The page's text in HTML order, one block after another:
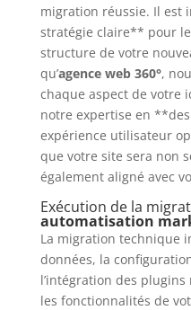
migration réussie. Il
stratégie claire** pour
structure de votre
qu’agence web 360°,
chaque aspect de votre
notre expertise en
expérience utilisateur
que votre site sera non
également aligné avec
Exécution de la
automatisation
La migration technique
données, la
l’intégration des
les fonctionnalités de